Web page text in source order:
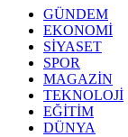
GÜNDEM
EKONOMİ
SİYASET
SPOR
MAGAZİN
TEKNOLOJİ
EĞİTİM
DÜNYA